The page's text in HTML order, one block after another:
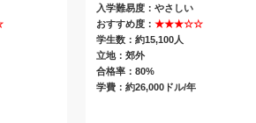
入学難易度：やさしい
おすすめ度： ★★★☆☆
学生数：約15,100人
立地：郊外
合格率：80%
学費：約26,000ドル/年